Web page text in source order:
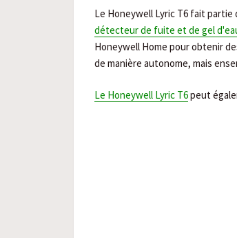
Le Honeywell Lyric T6 fait partie
détecteur de fuite et de gel
Honeywell Home pour obtenir
de manière autonome, mais
Le Honeywell Lyric T6peut